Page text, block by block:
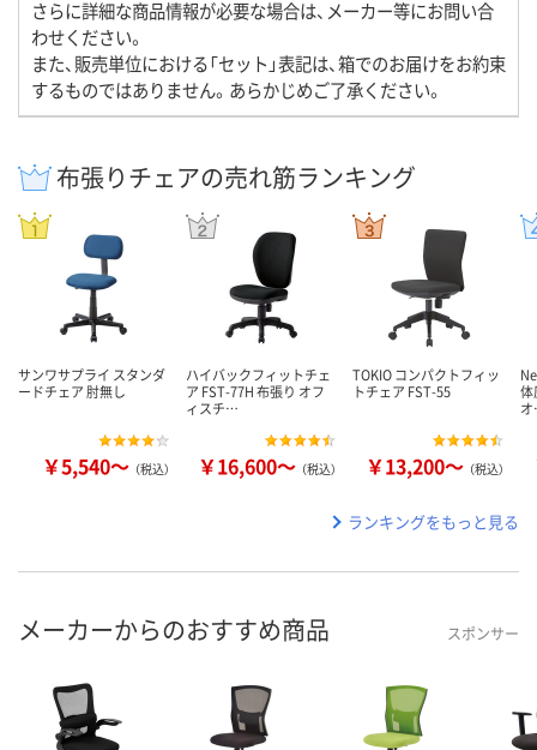
さらに詳細な商品情報が必要な場合は、メーカー等にお問い合
わせください。
また、販売単位における「セット」表記は、箱でのお届けをお約束
するものではありません。あらかじめご了承ください。
布張りチェアの売れ筋ランキング
サンワサプライ スタンダ
ードチェア 肘無し
￥5,540～ （税込）
ハイバックフィットチェ
ア FST-77H 布張り オフ
ィスチ…
￥16,600～ （税込）
TOKIO コンパクトフィッ
トチェア FST-55
￥13,200～ （税込）
体
ランキングをもっと見る
メーカーからのおすすめ商品 スポンサー